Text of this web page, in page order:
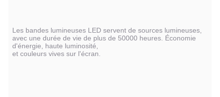
Les bandes lumineuses LED servent de sources lumineuses,
avec une durée de vie de plus de 50000 heures. Économie
d'énergie, haute luminosité,
et couleurs vives sur l'écran.